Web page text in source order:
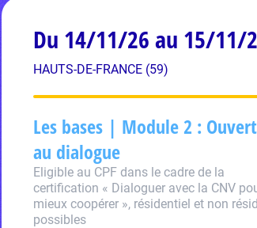
Du 14/11/26 au 15/11/
HAUTS-DE-FRANCE (59)
Les bases | Module 2 :
au dialogue
Eligible au CPF dans le cadre de la
certification « Dialoguer avec la CNV
mieux coopérer », résidentiel et non
possibles